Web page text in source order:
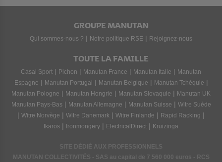
GROUPE MANUTAN
Qui sommes-nous ? | Notre politique RSE | Rejoignez-nous
TOUTE LA FAMILLE
Casal Sport | Pichon | Manutan France | Manutan Italie | Manutan
Espagne | Manutan Portugal | Manutan Belgique | Manutan Tchéquie |
Manutan Pologne | Manutan Hongrie | Manutan Slovaquie | Manutan UK
Manutan Pays-Bas | Manutan Allemagne | Manutan Suisse | Witre Suède
| Witre Norvège | Witre Danemark | Witre Finlande | Rapid Racking |
Ikaros | Ironmongery | ElectricalDirect | Kruizinga
SITE DÉDIÉ AUX PROFESSIONNELS
MANUTAN COLLECTIVITÉS - SAS au capital de 7 560 000 euros - RCS